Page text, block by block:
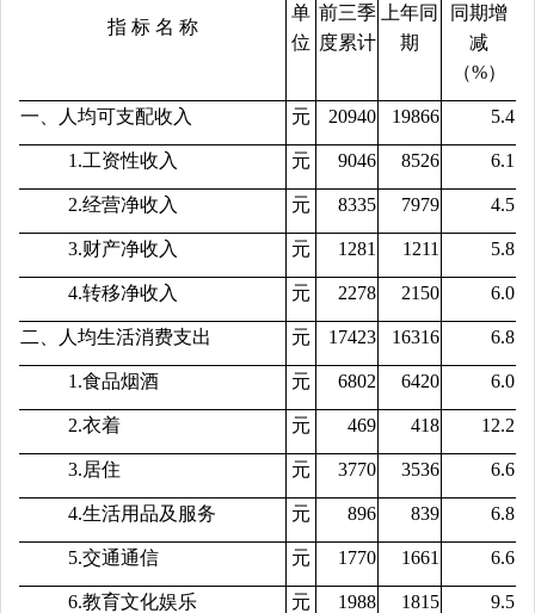
指 标 名 称
单
位
前三季
度累计
上年同
期
同期增
减
（%）
一、人均可支配收入 元 20940 19866 5.4
1.工资性收入 元 9046 8526 6.1
2.经营净收入 元 8335 7979 4.5
3.财产净收入 元 1281 1211 5.8
4.转移净收入 元 2278 2150 6.0
二、人均生活消费支出 元 17423 16316 6.8
1.食品烟酒 元 6802 6420 6.0
2.衣着 元 469 418 12.2
3.居住 元 3770 3536 6.6
4.生活用品及服务 元 896 839 6.8
5.交通通信 元 1770 1661 6.6
6.教育文化娱乐 元 1988 1815 9.5